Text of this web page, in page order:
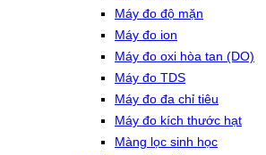
Máy đo độ mặn
Máy đo ion
Máy đo oxi hòa tan (DO)
Máy đo TDS
Máy đo đa chỉ tiêu
Máy đo kích thước hạt
Màng lọc sinh học